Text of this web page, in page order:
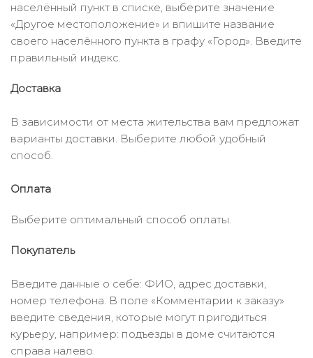
населённый пункт в списке, выберите значение
«Другое местоположение» и впишите название
своего населённого пункта в графу «Город». Введите
правильный индекс.
Доставка
В зависимости от места жительства вам предложат
варианты доставки. Выберите любой удобный
способ.
Оплата
Выберите оптимальный способ оплаты.
Покупатель
Введите данные о себе: ФИО, адрес доставки,
номер телефона. В поле «Комментарии к заказу»
введите сведения, которые могут пригодиться
курьеру, например: подъезды в доме считаются
справа налево.